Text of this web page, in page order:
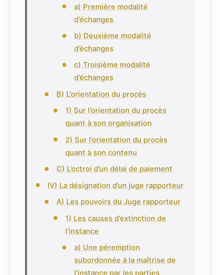
a) Première modalité
d’échanges
b) Deuxième modalité
d’échanges
c) Troisième modalité
d’échanges
B) L’orientation du procès
1) Sur l’orientation du procès
quant à son organisation
2) Sur l’orientation du procès
quant à son contenu
C) L’octroi d’un délai de paiement
IV) La désignation d’un juge rapporteur
A) Les pouvoirs du Juge rapporteur
1) Les causes d’extinction de
l’instance
a) Une péremption
subordonnée à la maîtrise de
l’instance par les parties